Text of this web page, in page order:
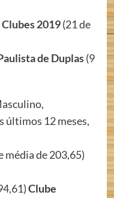
2019(21 de
de Duplas(9
últimos 12 meses,
média de 203,65)
Clube